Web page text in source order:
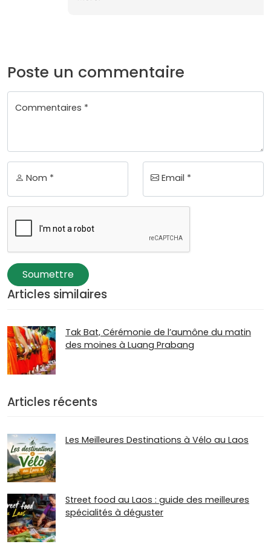
Poste un commentaire
Commentaires *
Nom * Email *
Soumettre
Articles similaires
Tak Bat, Cérémonie de l’aumône du matin
des moines à Luang Prabang
Articles récents
Les Meilleures Destinations à Vélo au Laos
Street food au Laos : guide des meilleures
spécialités à déguster